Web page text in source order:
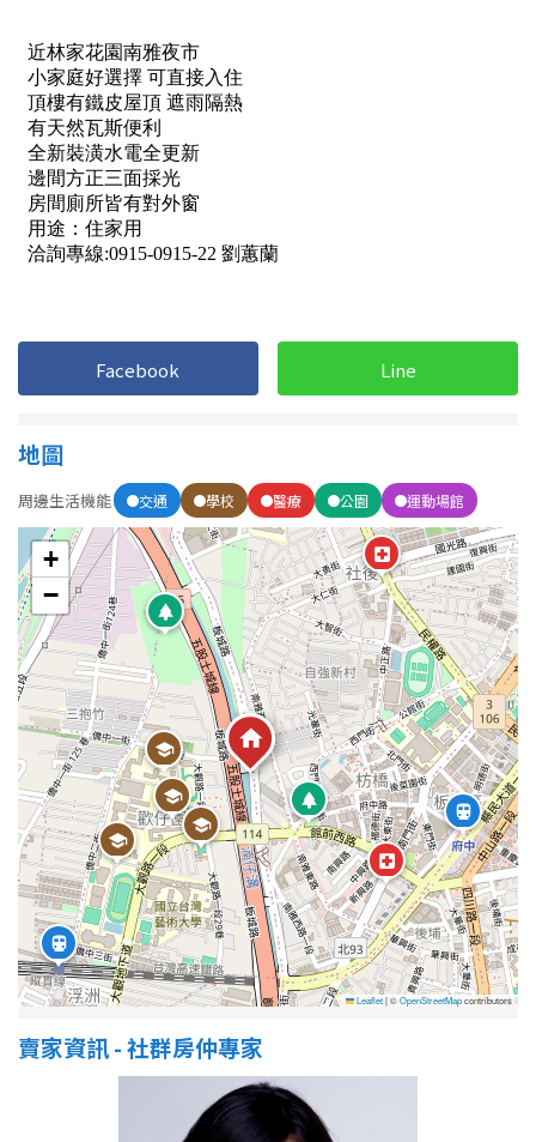
澎湖縣
屏東縣
台東縣
花蓮縣
金門連江
~
樓層
不拘
1樓
5~10樓 11~20樓
~ 樓
格局
不拘
1房
2房 3房
4房 5房以上
屋齡
不拘
5 年以下
5-10 年 10-20 年
20-30 年
Facebook Line
地圖
周邊生活機能 交通 學校 醫療 公園 運動場館
+
−
Leaflet|©OpenStreetMapcontributors
賣家資訊 - 社群房仲專家